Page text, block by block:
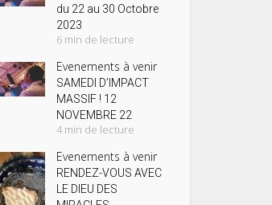
du 22 au 30 Octobre
2023
6 min de lecture
Evenements à venir
SAMEDI D’IMPACT
MASSIF ! 12
NOVEMBRE 22
4 min de lecture
Evenements à venir
RENDEZ-VOUS AVEC
LE DIEU DES